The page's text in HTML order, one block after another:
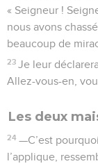
« Seigneur !
nous avons
beaucoup de
23 Je leur
Allez-vous-en,
Les deux
24 —C’est
l’applique,